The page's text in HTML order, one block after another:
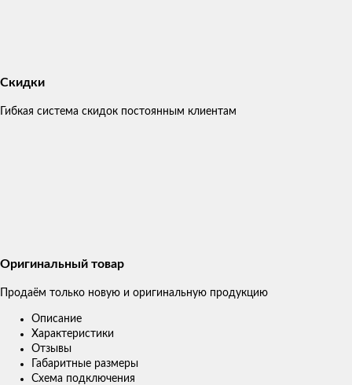
Скидки
Гибкая система скидок постоянным клиентам
Оригинальный товар
Продаём только новую и оригинальную продукцию
Описание
Характеристики
Отзывы
Габаритные размеры
Схема подключения